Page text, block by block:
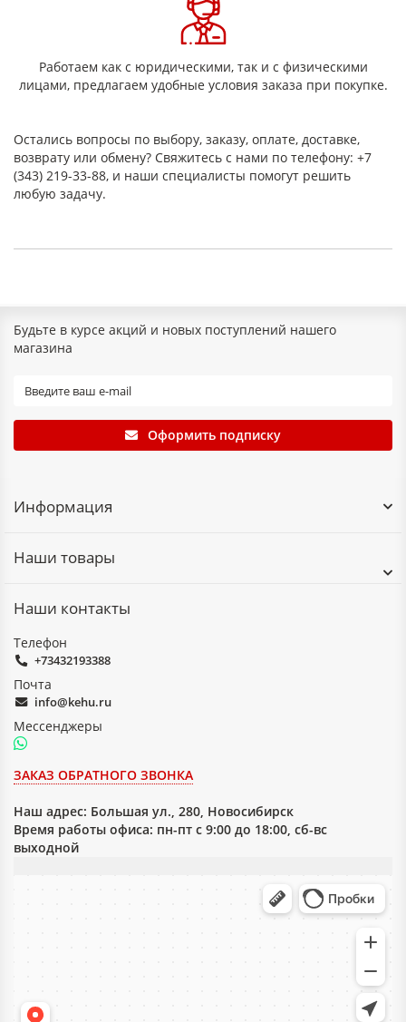
Работаем как с юридическими, так и с физическими
лицами, предлагаем удобные условия заказа при покупке.
Остались вопросы по выбору, заказу, оплате, доставке,
возврату или обмену? Свяжитесь с нами по телефону: +7
(343) 219-33-88, и наши специалисты помогут решить
любую задачу.
Будьте в курсе акций и новых поступлений нашего
магазина
Оформить подписку
Информация
Наши товары
Наши контакты
Телефон
+73432193388
Почта
info@kehu.ru
Мессенджеры
ЗАКАЗ ОБРАТНОГО ЗВОНКА
Наш адрес: Большая ул., 280, Новосибирск
Время работы офиса: пн-пт с 9:00 до 18:00, сб-вс
выходной